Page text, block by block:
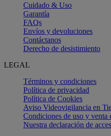
Cuidado & Uso
Garantía
FAQs
Envíos y devoluciones
Contáctanos
Derecho de desistimiento
LEGAL
Términos y condiciones
Política de privacidad
Política de Cookies
Aviso Videovigilancia en
Condiciones de uso y venta
Nuestra declaración de